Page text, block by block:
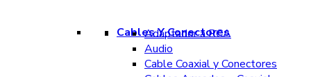
Cables Y Conectores
Adaptador a RCA
Audio
Cable Coaxial y Conectores